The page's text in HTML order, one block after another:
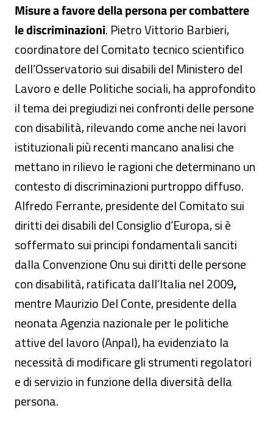
Misure a favore della persona per combattere
le discriminazioni. Pietro Vittorio Barbieri,
coordinatore del Comitato tecnico scientifico
dell’Osservatorio sui disabili del Ministero del
Lavoro e delle Politiche sociali, ha approfondito
il tema dei pregiudizi nei confronti delle persone
con disabilità, rilevando come anche nei lavori
istituzionali più recenti mancano analisi che
mettano in rilievo le ragioni che determinano un
contesto di discriminazioni purtroppo diffuso.
Alfredo Ferrante, presidente del Comitato sui
diritti dei disabili del Consiglio d’Europa, si è
soffermato sui principi fondamentali sanciti
dalla Convenzione Onu sui diritti delle persone
con disabilità, ratificata dall’Italia nel 2009,
mentre Maurizio Del Conte, presidente della
neonata Agenzia nazionale per le politiche
attive del lavoro (Anpal), ha evidenziato la
necessità di modificare gli strumenti regolatori
e di servizio in funzione della diversità della
persona.